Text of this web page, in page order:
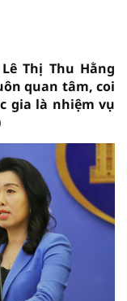
Thị Thu Hằng
quan tâm, coi
gia là nhiệm vụ